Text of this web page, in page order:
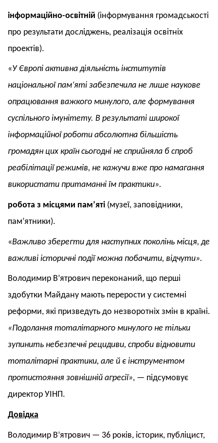
інформаційно-освітній (інформування громадськості
про результати досліджень, реалізація освітніх
проектів).
«У Європі активна діяльність інститутів
національної пам’яті забезпечила не лише наукове
опрацювання важкого минулого, але формування
суспільного імунітету. В результаті широкої
інформаційної роботи абсолютна більшість
громадян цих країн сьогодні не сприйняла б спроб
реабілітації режимів, не кажучи вже про намагання
використати притаманні їм практики».
робота з місцями пам’яті (музеї, заповідники,
пам’ятники).
«Важливо зберегти для наступних поколінь місця, де
важливі історичні події можна побачити, відчути».
Володимир В’ятрович переконаний, що перші
здобутки Майдану мають перерости у системні
реформи, які призведуть до незворотніх змін в країні.
«Подолання тоталітарного минулого не тільки
зупинить небезпечні рецидиви, спроби відновити
тоталітарні практики, але й є інструментом
протистояння зовнішній агресії», — підсумовує
директор УІНП.
Довідка
Володимир В’ятрович — 36 років, історик, публіцист,